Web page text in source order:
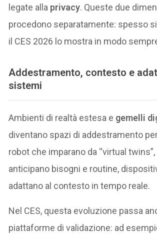
legate alla privacy. Queste due
procedono separatamente: spesso
il CES 2026 lo mostra in modo
Addestramento, contesto e
sistemi
Ambienti di realtà estesa e gemelli
diventano spazi di addestramento
robot che imparano da “virtual
anticipano bisogni e routine,
adattano al contesto in tempo reale.
Nel CES, questa evoluzione passa
piattaforme di validazione: ad